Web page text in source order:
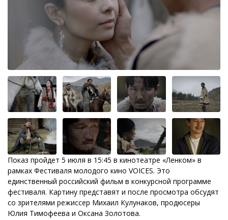
Показ пройдет 5 июля в 15:45 в кинотеатре «Ленком» в
рамках Фестиваля молодого кино VOICES. Это
единственный российский фильм в конкурсной программе
фестиваля. Картину представят и после просмотра обсудят
со зрителями режиссер Михаил Кулунаков, продюсеры
Юлия Тимофеева и Оксана Золотова.